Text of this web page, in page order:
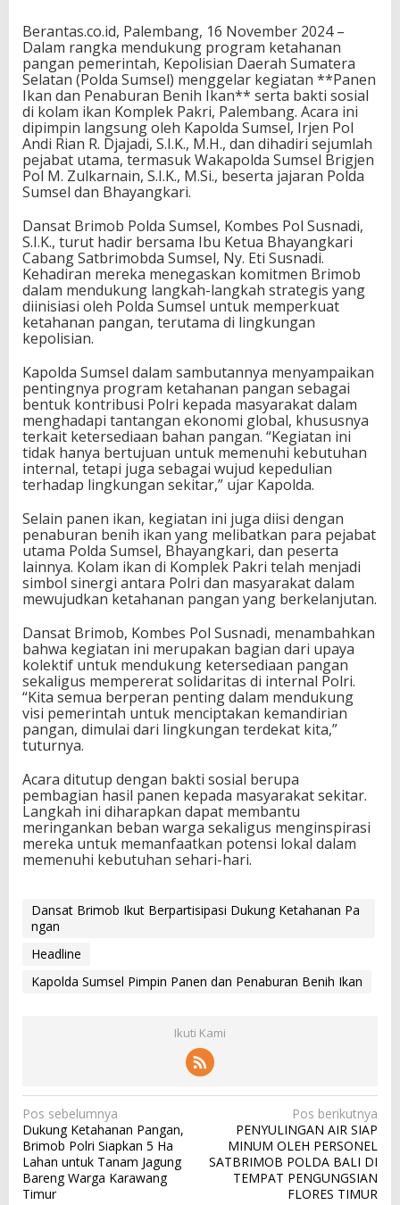
Berantas.co.id, Palembang, 16 November 2024 –
Dalam rangka mendukung program ketahanan
pangan pemerintah, Kepolisian Daerah Sumatera
Selatan (Polda Sumsel) menggelar kegiatan **Panen
Ikan dan Penaburan Benih Ikan** serta bakti sosial
di kolam ikan Komplek Pakri, Palembang. Acara ini
dipimpin langsung oleh Kapolda Sumsel, Irjen Pol
Andi Rian R. Djajadi, S.I.K., M.H., dan dihadiri sejumlah
pejabat utama, termasuk Wakapolda Sumsel Brigjen
Pol M. Zulkarnain, S.I.K., M.Si., beserta jajaran Polda
Sumsel dan Bhayangkari.
Dansat Brimob Polda Sumsel, Kombes Pol Susnadi,
S.I.K., turut hadir bersama Ibu Ketua Bhayangkari
Cabang Satbrimobda Sumsel, Ny. Eti Susnadi.
Kehadiran mereka menegaskan komitmen Brimob
dalam mendukung langkah-langkah strategis yang
diinisiasi oleh Polda Sumsel untuk memperkuat
ketahanan pangan, terutama di lingkungan
kepolisian.
Kapolda Sumsel dalam sambutannya menyampaikan
pentingnya program ketahanan pangan sebagai
bentuk kontribusi Polri kepada masyarakat dalam
menghadapi tantangan ekonomi global, khususnya
terkait ketersediaan bahan pangan. “Kegiatan ini
tidak hanya bertujuan untuk memenuhi kebutuhan
internal, tetapi juga sebagai wujud kepedulian
terhadap lingkungan sekitar,” ujar Kapolda.
Selain panen ikan, kegiatan ini juga diisi dengan
penaburan benih ikan yang melibatkan para pejabat
utama Polda Sumsel, Bhayangkari, dan peserta
lainnya. Kolam ikan di Komplek Pakri telah menjadi
simbol sinergi antara Polri dan masyarakat dalam
mewujudkan ketahanan pangan yang berkelanjutan.
Dansat Brimob, Kombes Pol Susnadi, menambahkan
bahwa kegiatan ini merupakan bagian dari upaya
kolektif untuk mendukung ketersediaan pangan
sekaligus mempererat solidaritas di internal Polri.
“Kita semua berperan penting dalam mendukung
visi pemerintah untuk menciptakan kemandirian
pangan, dimulai dari lingkungan terdekat kita,”
tuturnya.
Acara ditutup dengan bakti sosial berupa
pembagian hasil panen kepada masyarakat sekitar.
Langkah ini diharapkan dapat membantu
meringankan beban warga sekaligus menginspirasi
mereka untuk memanfaatkan potensi lokal dalam
memenuhi kebutuhan sehari-hari.
Dansat Brimob Ikut Berpartisipasi Dukung Ketahanan Pa
ngan
Headline
Kapolda Sumsel Pimpin Panen dan Penaburan Benih Ikan
Ikuti Kami
N
a
v
i
Pos sebelumnya
Dukung Ketahanan Pangan,
Brimob Polri Siapkan 5 Ha
Lahan untuk Tanam Jagung
Bareng Warga Karawang
Timur
Pos berikutnya
PENYULINGAN AIR SIAP
MINUM OLEH PERSONEL
SATBRIMOB POLDA BALI DI
TEMPAT PENGUNGSIAN
FLORES TIMUR